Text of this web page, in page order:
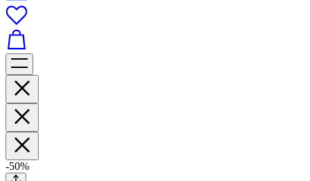
-50%